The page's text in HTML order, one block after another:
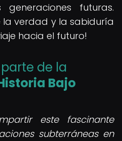
futuras.
la verdad y la sabiduría
hacia el futuro!
parte de la
Bajo
este fascinante
subterráneas en